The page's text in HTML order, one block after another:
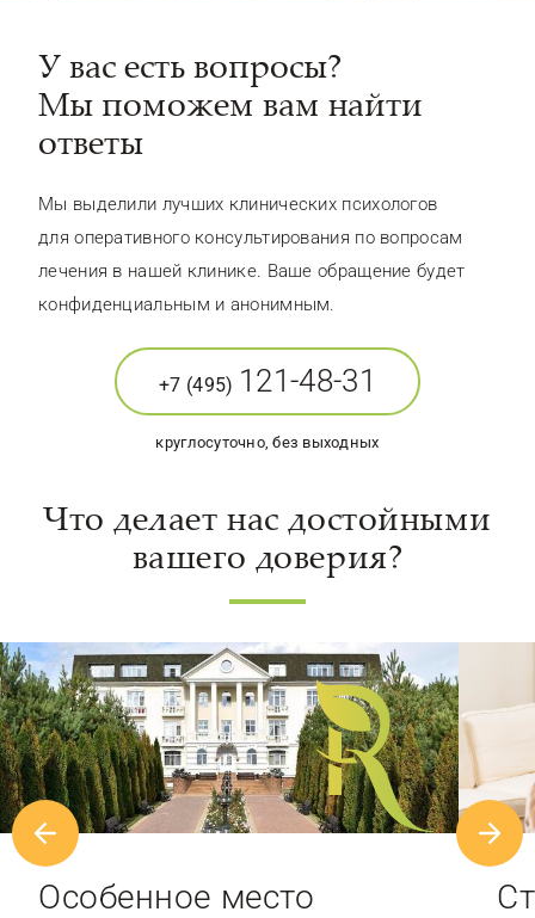
У вас есть вопросы?
Мы поможем вам найти
ответы
Мы выделили лучших клинических психологов
для оперативного консультирования по вопросам
лечения в нашей клинике. Ваше обращение будет
конфиденциальным и анонимным.
+7 (495) 121-48-31
круглосуточно, без выходных
Что делает нас достойными
вашего доверия?
Особенное место